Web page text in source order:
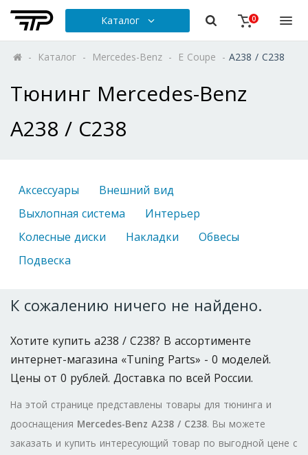
Каталог 0
- Каталог - Mercedes-Benz - E Coupe - A238 / C238
Тюнинг Mercedes-Benz
A238 / C238
Аксессуары
Внешний вид
Выхлопная система
Интерьер
Колесные диски
Накладки
Обвесы
Подвеска
К сожалению ничего не найдено.
Хотите купить a238 / C238? В ассортименте
интернет-магазина «Tuning Parts» - 0 моделей.
Цены от 0 рублей. Доставка по всей России.
На этой странице представлены товары для тюнинга и
дооснащения Mercedes-Benz A238 / C238. Вы можете
заказать и купить интересующий товар по выгодной цене с